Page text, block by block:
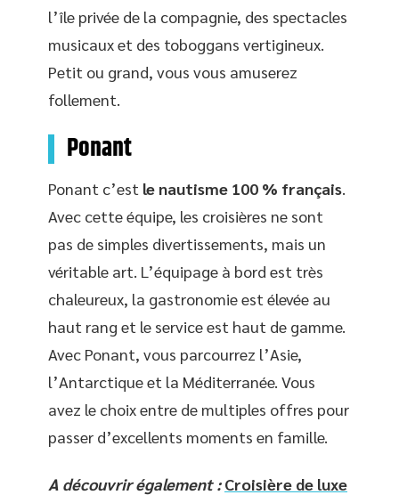
l’île privée de la compagnie, des spectacles
musicaux et des toboggans vertigineux.
Petit ou grand, vous vous amuserez
follement.
Ponant
Ponant c’est le nautisme 100 % français
Avec cette équipe, les croisières ne sont
pas de simples divertissements, mais un
véritable art. L’équipage à bord est très
chaleureux, la gastronomie est élevée au
haut rang et le service est haut de gamme.
Avec Ponant, vous parcourrez l’Asie,
l’Antarctique et la Méditerranée. Vous
avez le choix entre de multiples offres pour
passer d’excellents moments en famille.
A découvrir également : Croisière de luxe